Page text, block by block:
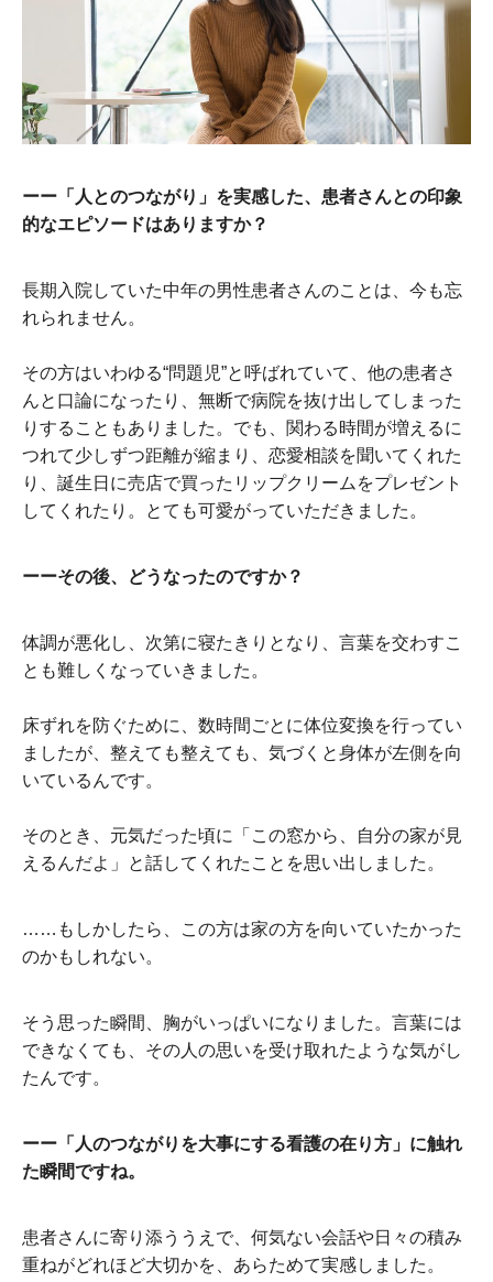
ーー「人とのつながり」を実感した、患者さんとの印象
的なエピソードはありますか？
長期入院していた中年の男性患者さんのことは、今も忘
れられません。
その方はいわゆる“問題児”と呼ばれていて、他の患者さ
んと口論になったり、無断で病院を抜け出してしまった
りすることもありました。でも、関わる時間が増えるに
つれて少しずつ距離が縮まり、恋愛相談を聞いてくれた
り、誕生日に売店で買ったリップクリームをプレゼント
してくれたり。とても可愛がっていただきました。
ーーその後、どうなったのですか？
体調が悪化し、次第に寝たきりとなり、言葉を交わすこ
とも難しくなっていきました。
床ずれを防ぐために、数時間ごとに体位変換を行ってい
ましたが、整えても整えても、気づくと身体が左側を向
いているんです。
そのとき、元気だった頃に「この窓から、自分の家が見
えるんだよ」と話してくれたことを思い出しました。
……もしかしたら、この方は家の方を向いていたかった
のかもしれない。
そう思った瞬間、胸がいっぱいになりました。言葉には
できなくても、その人の思いを受け取れたような気がし
たんです。
ーー「人のつながりを大事にする看護の在り方」に触れ
た瞬間ですね。
患者さんに寄り添ううえで、何気ない会話や日々の積み
重ねがどれほど大切かを、あらためて実感しました。